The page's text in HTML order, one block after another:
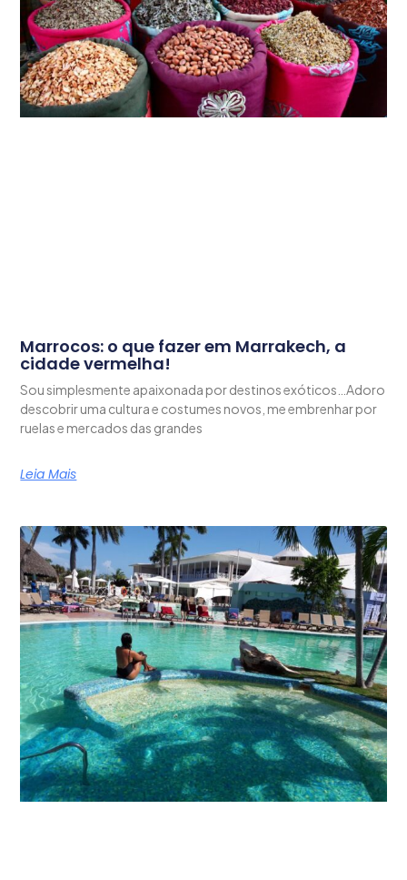
Marrocos: o que fazer em Marrakech, a
cidade vermelha!
Sou simplesmente apaixonada por destinos exóticos…Adoro
descobrir uma cultura e costumes novos, me embrenhar por
ruelas e mercados das grandes
Leia Mais